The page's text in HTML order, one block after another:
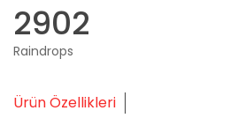
2902
Raindrops
Ürün Özellikleri